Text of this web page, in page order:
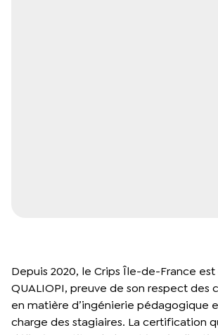
Depuis 2020, le Crips Île-de-France
QUALIOPI, preuve de son respect des
en matière d’ingénierie pédagogique
charge des stagiaires. La certification